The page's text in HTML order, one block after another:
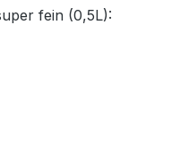
fein (0,5L):